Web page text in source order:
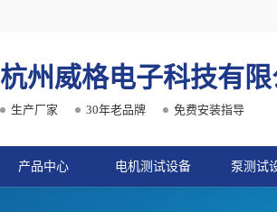
杭州威格电子科技有限
生产厂家 30年老品牌 免费安装指导
产品中心 电机测试设备 泵测试